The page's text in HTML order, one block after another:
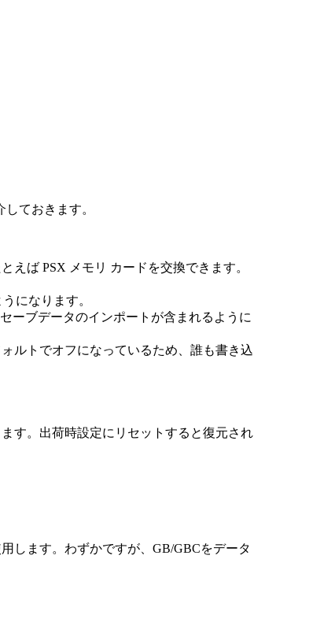
ておきます。
ば PSX メモリ カードを交換できます。
になります。
ーブデータのインポートが含まれるように
ルトでオフになっているため、誰も書き込
す。出荷時設定にリセットすると復元され
します。わずかですが、GB/GBCをデータ